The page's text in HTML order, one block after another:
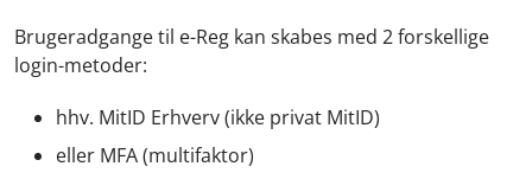
Brugeradgange til e-Reg kan skabes med 2 forskellige
login-metoder:
hhv. MitID Erhverv (ikke privat MitID)
eller MFA (multifaktor)